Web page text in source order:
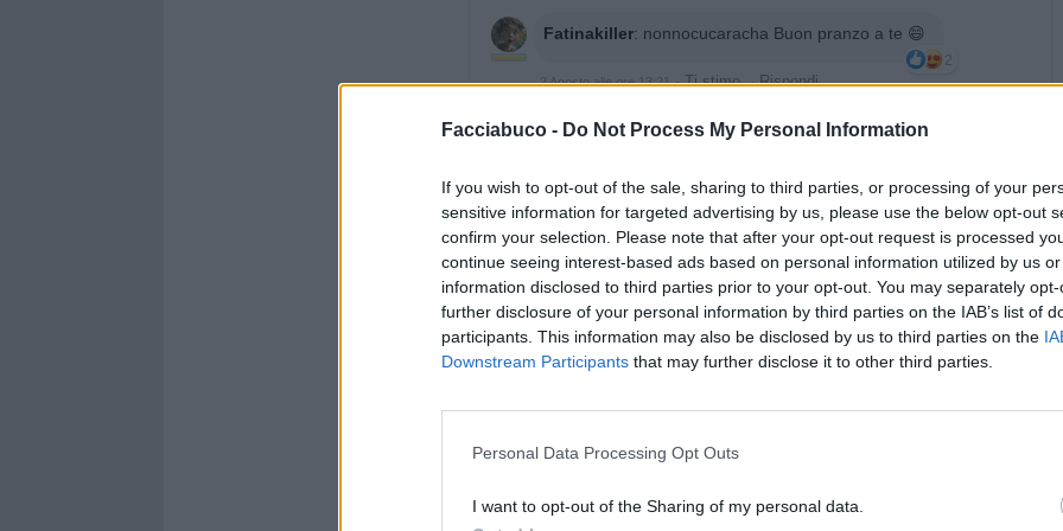
Facciabuco - Do Not Process My Personal Information
If you wish to opt-out of the sale, sharing to third parties, or processing of your
sensitive information for targeted advertising by us, please use the below opt-out
confirm your selection. Please note that after your opt-out request is processed
continue seeing interest-based ads based on personal information utilized by us
information disclosed to third parties prior to your opt-out. You may separately
further disclosure of your personal information by third parties on the IAB’s list of
participants. This information may also be disclosed by us to third parties on the
Downstream Participants that may further disclose it to other third parties.
Personal Data Processing Opt Outs
I want to opt-out of the Sharing of my personal data.
Fatinakiller: nonnocucaracha Buon pranzo a te 😄
2
2 Agosto alle ore 13:21·Ti stimo·Rispondi
Fatinakiller :Patella È na parola 🤣🤣
2 Agosto alle ore 13:22· Ti stimo · Rispondi
pubblicità